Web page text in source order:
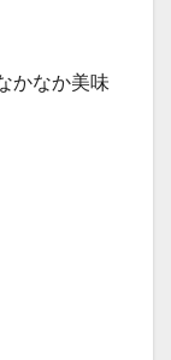
かなか美味